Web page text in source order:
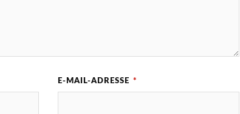
E-MAIL-ADRESSE *